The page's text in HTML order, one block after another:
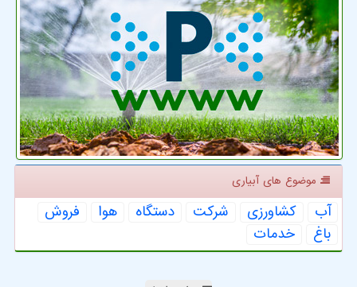
موضوع های آبیاری
آب كشاورزی شركت دستگاه هوا
فروش
باغ
خدمات